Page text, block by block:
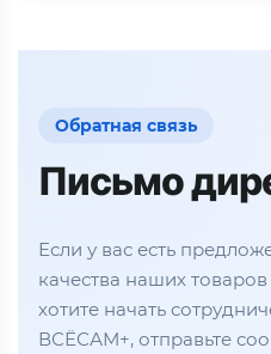
Обратная связь
Письмо
Если у вас есть
качества наших
хотите начать
ВСЁСАМ+, отправьте